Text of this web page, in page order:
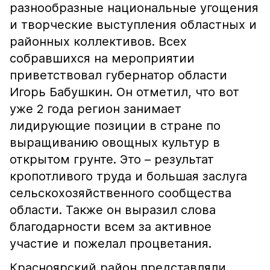
разнообразные национальные угощения
и творческие выступления областных и
районных коллективов. Всех
собравшихся на мероприятии
приветствовал губернатор области
Игорь Бабушкин. Он отметил, что вот
уже 2 года регион занимает
лидирующие позиции в стране по
выращиванию овощных культур в
открытом грунте. Это – результат
кропотливого труда и большая заслуга
сельскохозяйственного сообщества
области. Также он выразил слова
благодарности всем за активное
участие и пожелал процветания.